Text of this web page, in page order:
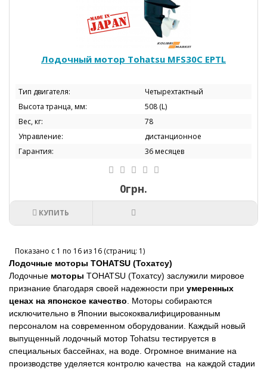
Лодочный мотор Tohatsu МFS30C EPTL
Тип двигателя:
Четырехтактный
Высота транца, мм:
508 (L)
Вес, кг:
78
Управление:
дистанционное
Гарантия:
36 месяцев
0грн.
КУПИТЬ
Показано с 1 по 16 из 16 (страниц: 1)
Лодочные моторы TOHATSU (Тохатсу)
Лодочные моторы TOHATSU (Тохатсу) заслужили мировое
признание благодаря своей надежности при умеренных
ценах на японское качество . Моторы собираются
исключительно в Японии высококвалифицированным
персоналом на современном оборудовании. Каждый новый
выпущенный лодочный мотор Tohatsu тестируется в
специальных бассейнах, на воде. Огромное внимание на
производстве уделяется контролю качества на каждой стадии